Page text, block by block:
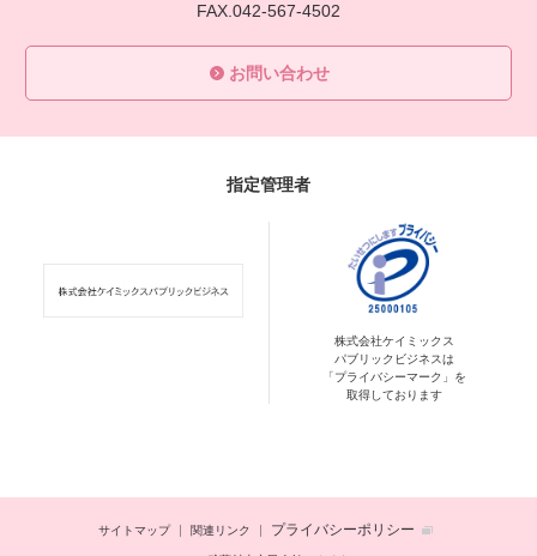
FAX.042-567-4502
お問い合わせ
指定管理者
株式会社ケイミックス
パブリックビジネスは
「プライバシーマーク」を
取得しております
サイトマップ 関連リンク プライバシーポリシー